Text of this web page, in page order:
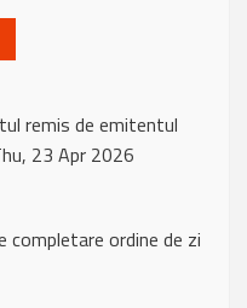
remis de emitentul
23 Apr 2026
completare ordine de zi